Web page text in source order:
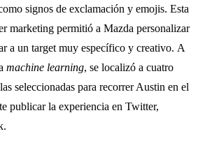
signos de exclamación y emojis. Esta
marketing permitió a Mazda personalizar
a un target muy específico y creativo. A
machine learning, se localizó a cuatro
seleccionadas para recorrer Austin en el
publicar la experiencia en Twitter,